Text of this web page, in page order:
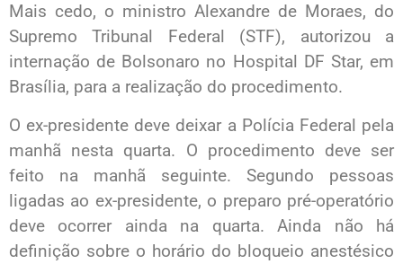
Mais cedo, o ministro Alexandre de Moraes, do
Supremo Tribunal Federal (STF), autorizou a
internação de Bolsonaro no Hospital DF Star, em
Brasília, para a realização do procedimento.
O ex-presidente deve deixar a Polícia Federal pela
manhã nesta quarta. O procedimento deve ser
feito na manhã seguinte. Segundo pessoas
ligadas ao ex-presidente, o preparo pré-operatório
deve ocorrer ainda na quarta. Ainda não há
definição sobre o horário do bloqueio anestésico